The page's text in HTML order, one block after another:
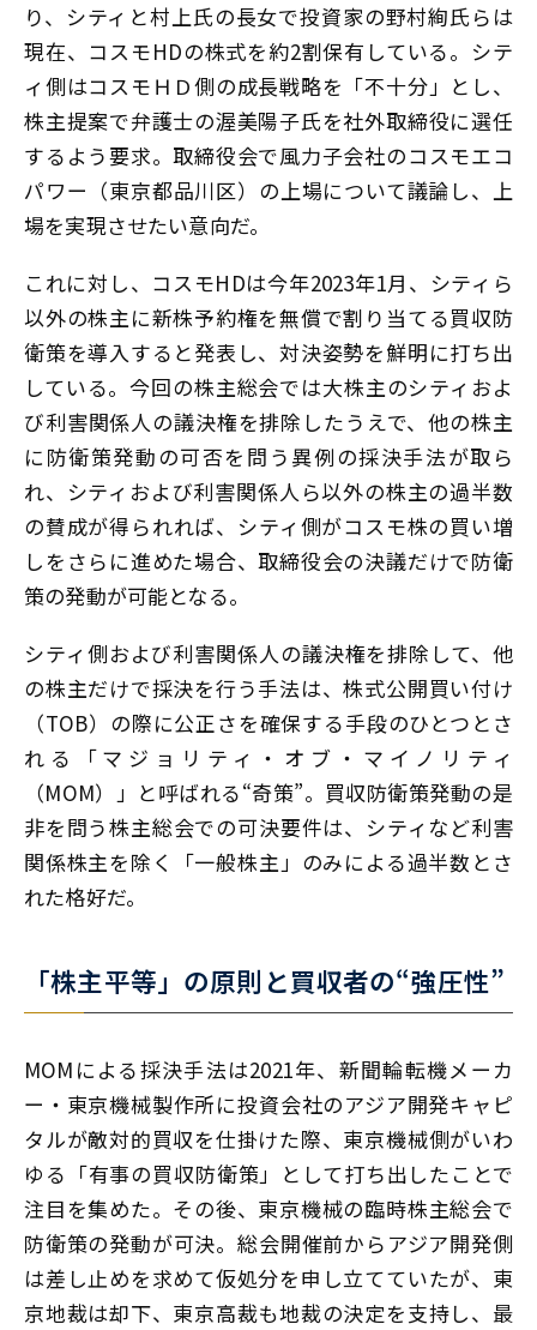
り、シティと村上氏の長女で投資家の野村絢氏らは
現在、コスモHDの株式を約2割保有している。シテ
ィ側はコスモＨＤ側の成長戦略を「不十分」とし、
株主提案で弁護士の渥美陽子氏を社外取締役に選任
するよう要求。取締役会で風力子会社のコスモエコ
パワー（東京都品川区）の上場について議論し、上
場を実現させたい意向だ。
これに対し、コスモHDは今年2023年1月、シティら
以外の株主に新株予約権を無償で割り当てる買収防
衛策を導入すると発表し、対決姿勢を鮮明に打ち出
している。今回の株主総会では大株主のシティおよ
び利害関係人の議決権を排除したうえで、他の株主
に防衛策発動の可否を問う異例の採決手法が取ら
れ、シティおよび利害関係人ら以外の株主の過半数
の賛成が得られれば、シティ側がコスモ株の買い増
しをさらに進めた場合、取締役会の決議だけで防衛
策の発動が可能となる。
シティ側および利害関係人の議決権を排除して、他
の株主だけで採決を行う手法は、株式公開買い付け
（TOB）の際に公正さを確保する手段のひとつとさ
れる「マジョリティ・オブ・マイノリティ
（MOM）」と呼ばれる“奇策”。買収防衛策発動の是
非を問う株主総会での可決要件は、シティなど利害
関係株主を除く「一般株主」のみによる過半数とさ
れた格好だ。
「株主平等」の原則と買収者の“強圧性”
MOMによる採決手法は2021年、新聞輪転機メーカ
ー・東京機械製作所に投資会社のアジア開発キャピ
タルが敵対的買収を仕掛けた際、東京機械側がいわ
ゆる「有事の買収防衛策」として打ち出したことで
注目を集めた。その後、東京機械の臨時株主総会で
防衛策の発動が可決。総会開催前からアジア開発側
は差し止めを求めて仮処分を申し立てていたが、東
京地裁は却下、東京高裁も地裁の決定を支持し、最